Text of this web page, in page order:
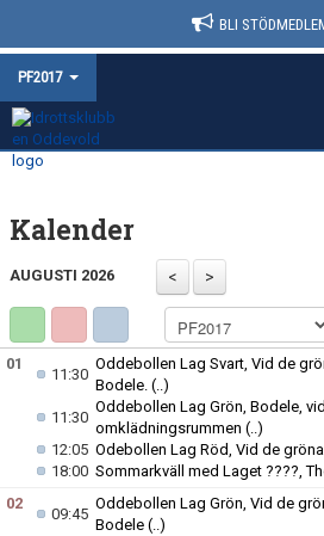
BLI
PF2017
HEM
NYHETER
KALENDER
TRUPPEN
BILDGALLERI
DOKUMENT
Kalender
AUGUSTI 2026
01
11:30
Oddebollen Lag Svart, Vid de
Bodele. (..)
11:30
Oddebollen Lag Grön, Bodele,
omklädningsrummen (..)
12:05 Odebollen Lag Röd, Vid de
18:00 Sommarkväll med Laget ????,
02
09:45
Oddebollen Lag Grön, Vid de
Bodele (..)